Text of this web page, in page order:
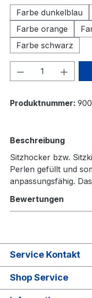
Farbe dunkelblau
Farbe orange
Farbe schwarz
Produkt
Produktnummer:
Beschreibung
Sitzhocker bzw.
Perlen gefüllt und
anpassungsfähig.
Bewertungen
Service Kontakt
Shop Service